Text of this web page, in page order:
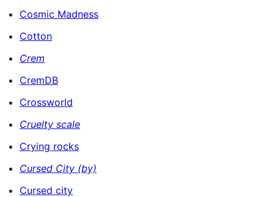
Cosmic Madness
Cotton
Crem
CremDB
Crossworld
Cruelty scale
Crying rocks
Cursed City (by)
Cursed city